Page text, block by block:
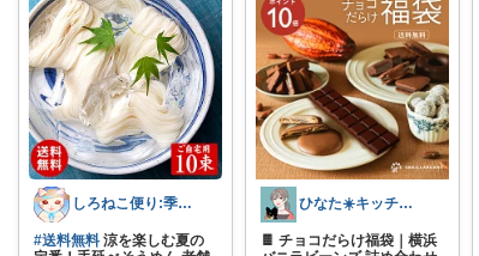
しろねこ便り:季節のおすすめ
#送料無料 涼を楽しむ夏の
ひなた☀️キッチン✿暮らし✿美容
🍫 チョコだらけ福袋｜横浜